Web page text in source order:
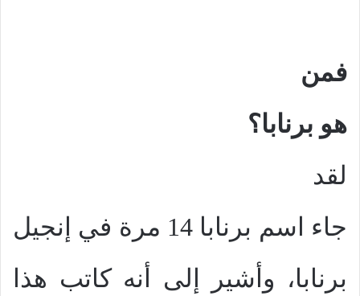
فمن
هو برنابا؟
لقد
جاء اسم برنابا 14 مرة في إنجيل
برنابا، وأشير إلى أنه كاتب هذا